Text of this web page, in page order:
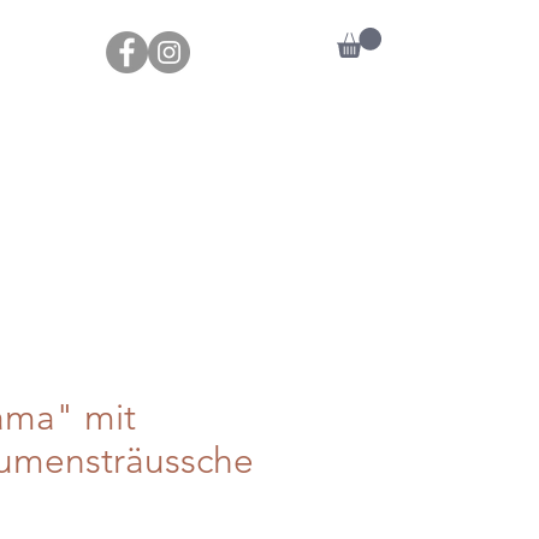
mit